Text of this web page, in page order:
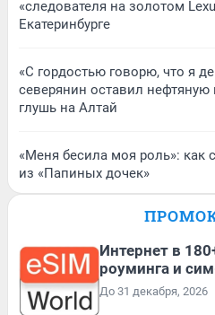
«следователя на золотом
Екатеринбурге
«С гордостью говорю, что я
северянин оставил
глушь на Алтай
«Меня бесила моя роль»: как
из «Папиных дочек»
Интернет в
роуминга и
До 31 декабря, 2026